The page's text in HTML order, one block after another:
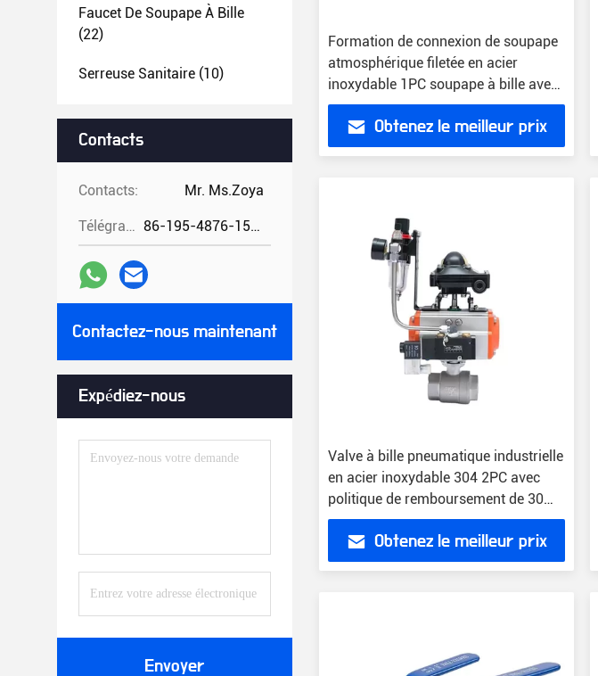
Faucet De Soupape À Bille
(22)
Serreuse Sanitaire (10)
Contacts
Contacts: Mr. Ms.Zoya
Télégramme: 86-195-4876-1535
Contactez-nous maintenant
Expédiez-nous
Envoyer
Formation de connexion de soupape
atmosphérique filetée en acier
inoxydable 1PC soupape à bille avec
poignée
Obtenez le meilleur prix
Valve à bille pneumatique industrielle
en acier inoxydable 304 2PC avec
politique de remboursement de 30
jours
Obtenez le meilleur prix